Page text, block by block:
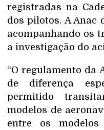
registradas na
dos pilotos. A Anac
acompanhando os
a investigação do
“O regulamento da
de diferença
permitido
modelos de
entre os